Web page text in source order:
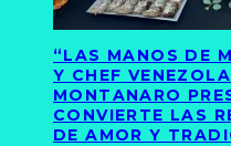
“LAS MANOS DE
Y CHEF
MONTANARO
CONVIERTE LAS
DE AMOR Y